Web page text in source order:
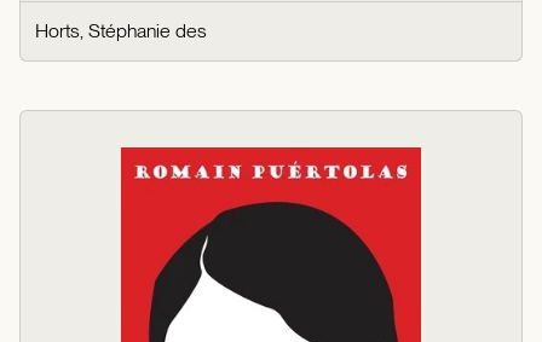
Horts, Stéphanie des